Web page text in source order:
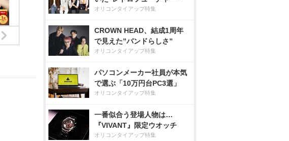
オリコンタイアップ特集
CROWN HEAD、結成1周年
で見えた”バンドらしさ”
オリコンタイアップ特集
パソコンメーカー社員が本気
で選ぶ「10万円台PC3選」
オリコンタイアップ特集
一番似合う登場人物は…
『VIVANT』限定ウオッチ
オリコンタイアップ特集